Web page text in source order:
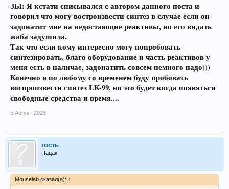
ЗЫ: Я кстати списывался с автором данного поста и
говорил что могу востроизвести синтез в случае если он
задонатит мне на недостающие реактивы, но его видать
жаба задушила.
Так что если кому интересно могу попробовать
синтезировать, благо оборудование и часть реактивов у
меня есть в наличае, задонатить совсем немного надо)))
Конечно я по любому со временем буду пробовать
воспроизвести синтез LK-99, но это будет когда появяться
свободные средства и время....
5 Август 2023
гость
Пацак
Mouselab сказал(а): ↑